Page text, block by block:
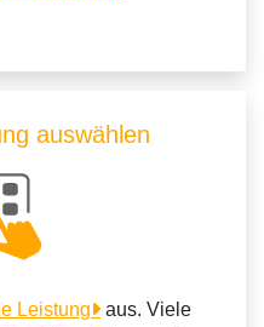
auswählen
Leistung
aus. Viele